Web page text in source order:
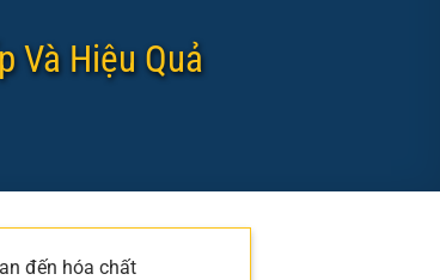
Và Hiệu Quả
đến hóa chất